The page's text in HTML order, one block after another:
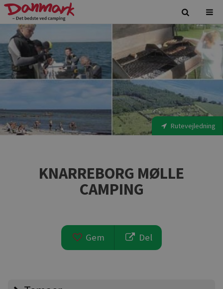
Rutevejledning
KNARREBORG MØLLE
CAMPING
Gem Del